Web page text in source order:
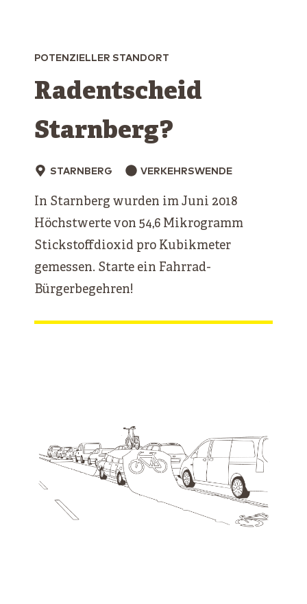
POTENZIELLER STANDORT
Radentscheid
Starnberg?
STARNBERG VERKEHRSWENDE
In Starnberg wurden im Juni 2018
Höchstwerte von 54,6 Mikrogramm
Stickstoffdioxid pro Kubikmeter
gemessen. Starte ein Fahrrad-
Bürgerbegehren!